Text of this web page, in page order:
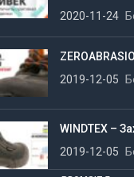
2020-11-24
2019-12-05
WINDTEX –
2019-12-05